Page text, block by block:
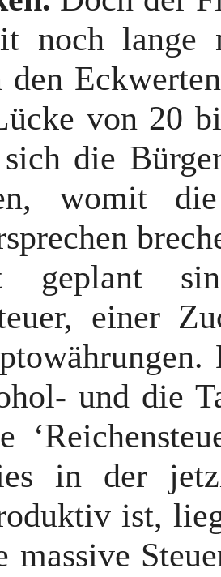
noch lange
von 20
sich die
womit
geplant
einer
und die
in der
ist,
massive